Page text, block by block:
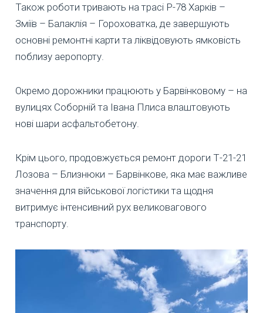
Також роботи тривають на трасі Р-78 Харків –
Зміїв – Балаклія – Гороховатка, де завершують
основні ремонтні карти та ліквідовують ямковість
поблизу аеропорту.
Окремо дорожники працюють у Барвінковому – на
вулицях Соборній та Івана Плиса влаштовують
нові шари асфальтобетону.
Крім цього, продовжується ремонт дороги Т-21-21
Лозова – Близнюки – Барвінкове, яка має важливе
значення для військової логістики та щодня
витримує інтенсивний рух великовагового
транспорту.